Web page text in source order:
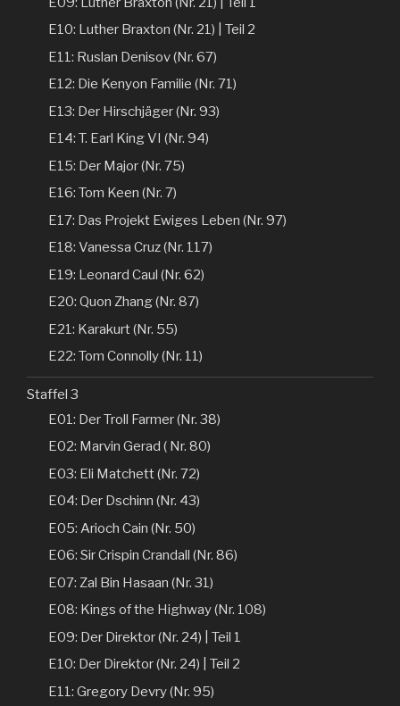
E10: Luther Braxton (Nr. 21) | Teil 2
E11: Ruslan Denisov (Nr. 67)
E12: Die Kenyon Familie (Nr. 71)
E13: Der Hirschjäger (Nr. 93)
E14: T. Earl King VI (Nr. 94)
E15: Der Major (Nr. 75)
E16: Tom Keen (Nr. 7)
E17: Das Projekt Ewiges Leben (Nr. 97)
E18: Vanessa Cruz (Nr. 117)
E19: Leonard Caul (Nr. 62)
E20: Quon Zhang (Nr. 87)
E21: Karakurt (Nr. 55)
E22: Tom Connolly (Nr. 11)
Staffel 3
E01: Der Troll Farmer (Nr. 38)
E02: Marvin Gerad ( Nr. 80)
E03: Eli Matchett (Nr. 72)
E04: Der Dschinn (Nr. 43)
E05: Arioch Cain (Nr. 50)
E06: Sir Crispin Crandall (Nr. 86)
E07: Zal Bin Hasaan (Nr. 31)
E08: Kings of the Highway (Nr. 108)
E09: Der Direktor (Nr. 24) | Teil 1
E10: Der Direktor (Nr. 24) | Teil 2
E11: Gregory Devry (Nr. 95)